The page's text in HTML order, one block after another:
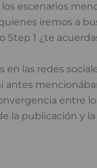
escenarios
iremos a
Step 1 ¿te
en las redes
antes
entre
la publicación y